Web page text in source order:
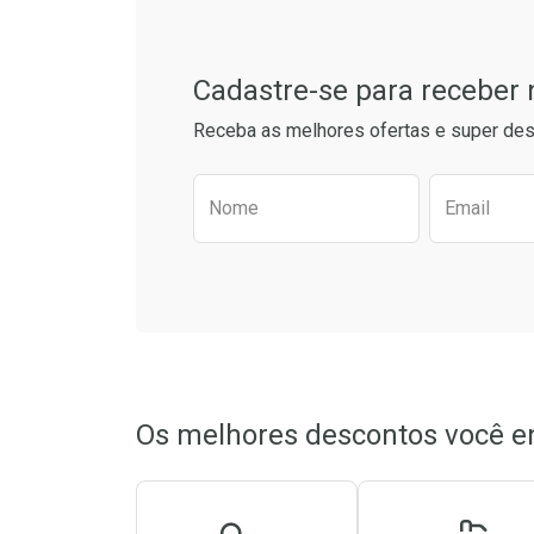
Ativar Desconto
Cadastre-se para receber
Receba as melhores ofertas e super
Preencha o formulário
Nome Email
Os melhores descontos você